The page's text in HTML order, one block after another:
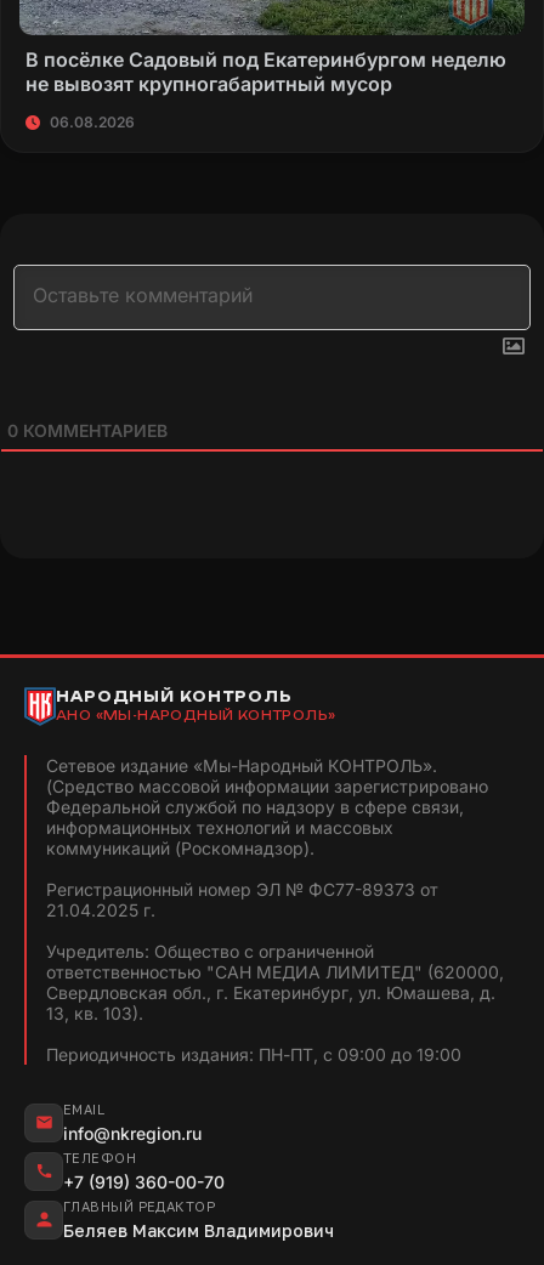
В посёлке Садовый под Екатеринбургом неделю
не вывозят крупногабаритный мусор
06.08.2026
0 КОММЕНТАРИЕВ
НАРОДНЫЙ КОНТРОЛЬ
АНО «МЫ-НАРОДНЫЙ КОНТРОЛЬ»
Сетевое издание «Мы-Народный КОНТРОЛЬ».
(Средство массовой информации зарегистрировано
Федеральной службой по надзору в сфере связи,
информационных технологий и массовых
коммуникаций (Роскомнадзор).
Регистрационный номер ЭЛ № ФС77-89373 от
21.04.2025 г.
Учредитель: Общество с ограниченной
ответственностью "САН МЕДИА ЛИМИТЕД" (620000,
Свердловская обл., г. Екатеринбург, ул. Юмашева, д.
13, кв. 103).
Периодичность издания: ПН-ПТ, с 09:00 до 19:00
EMAIL
info@nkregion.ru
ТЕЛЕФОН
+7 (919) 360-00-70
ГЛАВНЫЙ РЕДАКТОР
Беляев Максим Владимирович